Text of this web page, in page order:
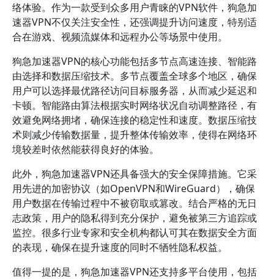
络体验。作为一款受到众多用户青睐的VPN软件，狗急加
速器VPN不仅关注安全性，还强调提升访问速度，特别适
合在游戏、视频流媒体和远程办公等场景中使用。
狗急加速器VPN的核心功能包括多节点高速连接、智能路
由选择和数据压缩技术。多节点覆盖全球多个地区，确保
用户可以选择最优路径访问目标服务器，从而减少延迟和
卡顿。智能路由算法根据实时网络状况自动调整路径，有
效避免网络拥堵，确保连接的稳定性和速度。数据压缩技
术则减少传输数据量，提升整体传输效率，使得在网络环
境较差时依然能获得良好的体验。
此外，狗急加速器VPN还具备强大的安全保障措施。它采
用先进的加密协议（如OpenVPN和WireGuard），确保
用户数据在传输过程中不被窃取或篡改。结合严格的无日
志政策，用户的隐私得到充分保护，避免被第三方追踪或
监控。很多行业专家和安全机构都认可其在数据安全方面
的表现，确保在提升速度的同时不牺牲隐私权益。
值得一提的是，狗急加速器VPN还支持多平台使用，包括